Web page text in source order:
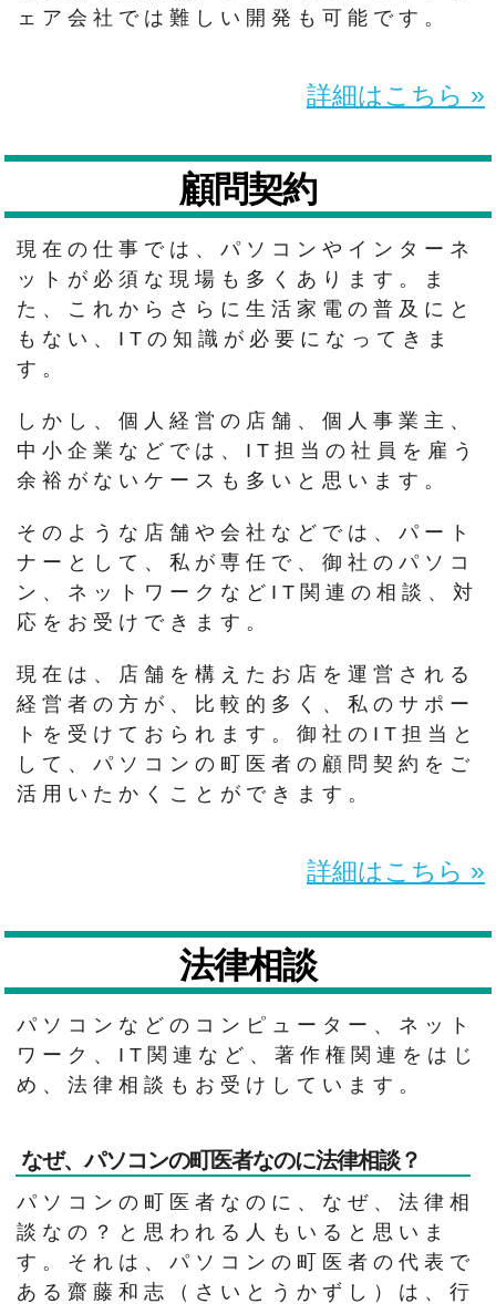
ェア会社では難しい開発も可能です。
詳細はこちら »
顧問契約
現在の仕事では、パソコンやインターネ
ットが必須な現場も多くあります。ま
た、これからさらに生活家電の普及にと
もない、ITの知識が必要になってきま
す。
しかし、個人経営の店舗、個人事業主、
中小企業などでは、IT担当の社員を雇う
余裕がないケースも多いと思います。
そのような店舗や会社などでは、パート
ナーとして、私が専任で、御社のパソコ
ン、ネットワークなどIT関連の相談、対
応をお受けできます。
現在は、店舗を構えたお店を運営される
経営者の方が、比較的多く、私のサポー
トを受けておられます。御社のIT担当と
して、パソコンの町医者の顧問契約をご
活用いたかくことができます。
詳細はこちら »
法律相談
パソコンなどのコンピューター、ネット
ワーク、IT関連など、著作権関連をはじ
め、法律相談もお受けしています。
なぜ、パソコンの町医者なのに法律相談？
パソコンの町医者なのに、なぜ、法律相
談なの？と思われる人もいると思いま
す。それは、パソコンの町医者の代表で
ある齋藤和志（さいとうかずし）は、行